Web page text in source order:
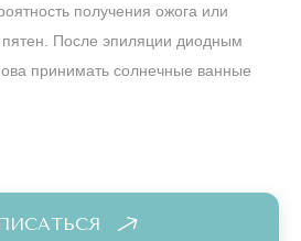
получения ожога или
После эпиляции диодным
принимать солнечные ванные